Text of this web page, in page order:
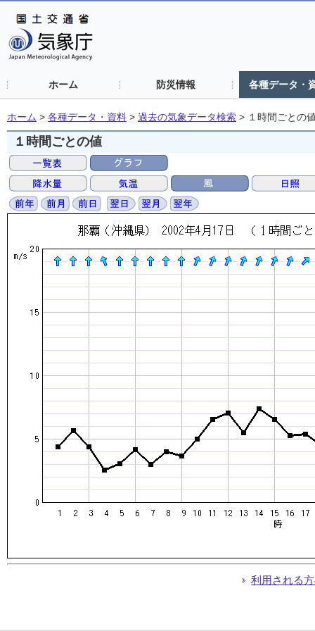
ホーム 防災情報 各種データ・
ホーム > 各種データ・資料 > 過去の気象データ検索 > １時間ごとの
１時間ごとの値
利用される